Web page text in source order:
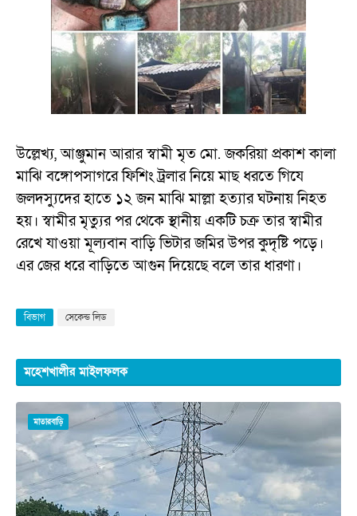
উল্লেখ্য, আঞ্জুমান আরার স্বামী মৃত মো. জকরিয়া প্রকাশ কালা
মাঝি বঙ্গোপসাগরে ফিশিং ট্রলার নিয়ে মাছ ধরতে গিযে
জলদস্যুদের হাতে ১২ জন মাঝি মাল্লা হত্যার ঘটনায় নিহত
হয়। স্বামীর মৃত্যুর পর থেকে স্থানীয় একটি চক্র তার স্বামীর
রেখে যাওয়া মূল্যবান বাড়ি ভিটার জমির উপর কুদৃষ্টি পড়ে।
এর জের ধরে বাড়িতে আগুন দিয়েছে বলে তার ধারণা।
বিভাগ সেকেন্ড লিড
মহেশখালীর মাইলফলক
মাতারবাড়ি